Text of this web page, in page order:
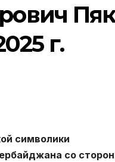
г.
символики
со